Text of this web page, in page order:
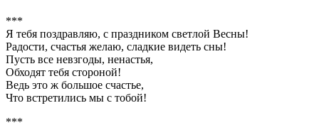
***
Я тебя поздравляю, с праздником светлой Весны!
Радости, счастья желаю, сладкие видеть сны!
Пусть все невзгоды, ненастья,
Обходят тебя стороной!
Ведь это ж большое счастье,
Что встретились мы с тобой!
***